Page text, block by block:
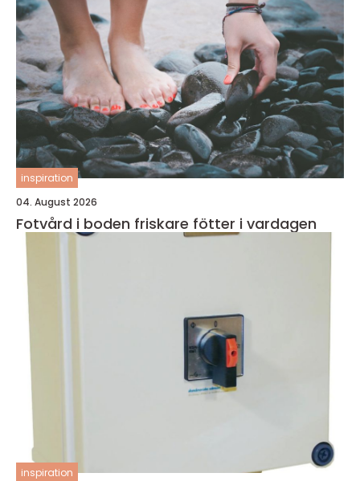
inspiration
04. August 2026
Fotvård i boden friskare fötter i vardagen
inspiration